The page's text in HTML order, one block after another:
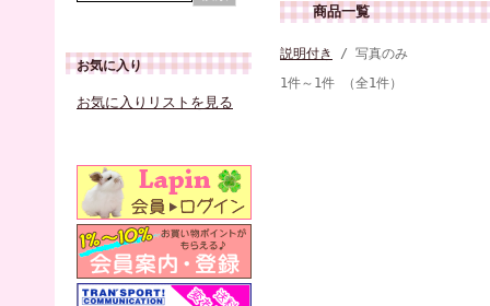
お気に入り
お気に入りリストを見る
商品一覧
説明付き
/ 写真のみ
1件～1件 （全1件）